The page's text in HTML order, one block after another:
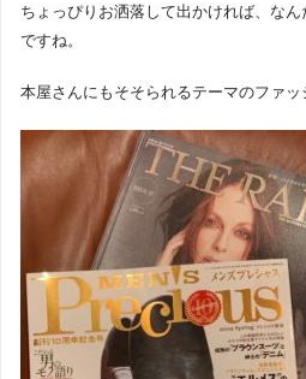
ちょっぴりお洒落して出かければ、な
ですね。
本屋さんにもそそられるテーマのファッ